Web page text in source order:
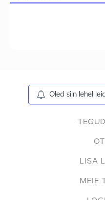
Oled siin lehel
LISA
MEIE